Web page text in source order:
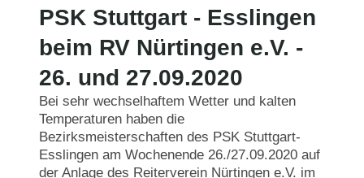
PSK Stuttgart - Esslingen
beim RV Nürtingen e.V. -
26. und 27.09.2020
Bei sehr wechselhaftem Wetter und kalten
Temperaturen haben die
Bezirksmeisterschaften des PSK Stuttgart-
Esslingen am Wochenende 26./27.09.2020 auf
der Anlage des Reiterverein Nürtingen e.V. im